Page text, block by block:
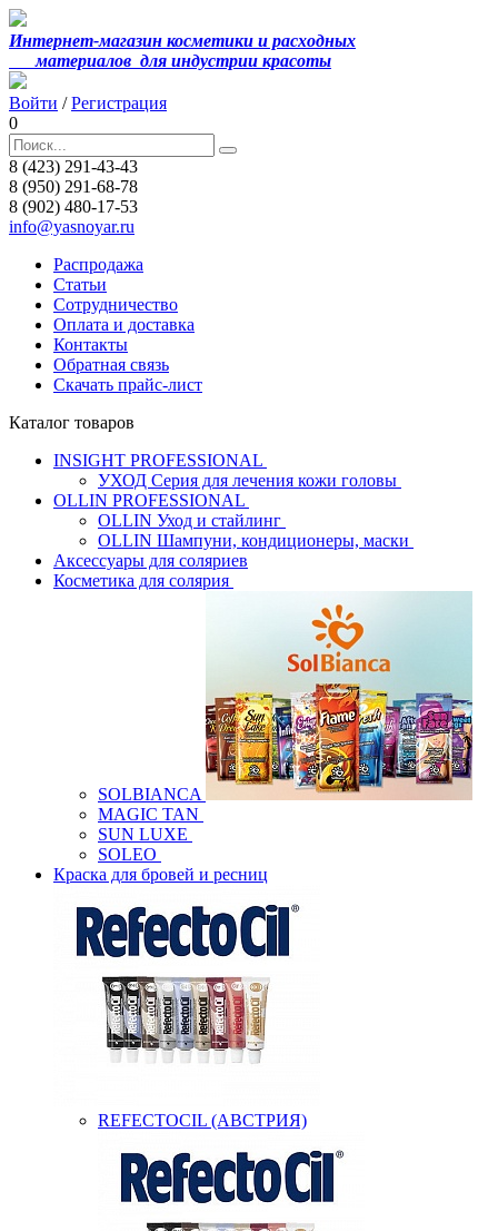
Интернет-магазин косметики и расходных
материалов для индустрии красоты
Войти /Регистрация
0
8 (423) 291-43-43
8 (950) 291-68-78
8 (902) 480-17-53
info@yasnoyar.ru
Распродажа
Статьи
Сотрудничество
Оплата и доставка
Контакты
Обратная связь
Скачать прайс-лист
Каталог товаров
INSIGHT PROFESSIONAL
УХОД Серия для лечения кожи головы
OLLIN PROFESSIONAL
OLLIN Уход и стайлинг
OLLIN Шампуни, кондиционеры, маски
Аксессуары для соляриев
Косметика для солярия
SOLBIANCA
MAGIC TAN
SUN LUXE
SOLEO
Краска для бровей и ресниц
REFECTOCIL (АВСТРИЯ)